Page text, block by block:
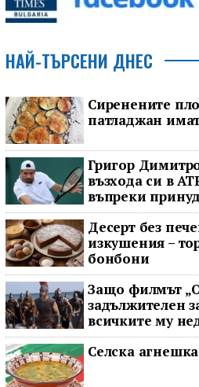
НАЙ-ТЪРСЕНИ ДНЕС
Сиренените
патладжан
Григор
възхода си в
въпреки
Десерт без
изкушения –
бонбони
Защо филмът
задължителен
всичките му
Селска